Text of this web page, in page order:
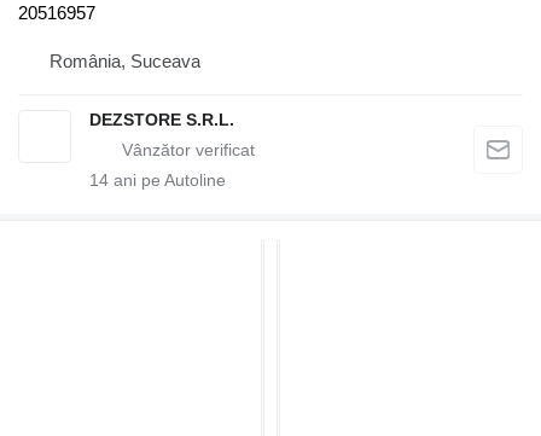
20516957
România, Suceava
DEZSTORE S.R.L.
14 ani pe Autoline